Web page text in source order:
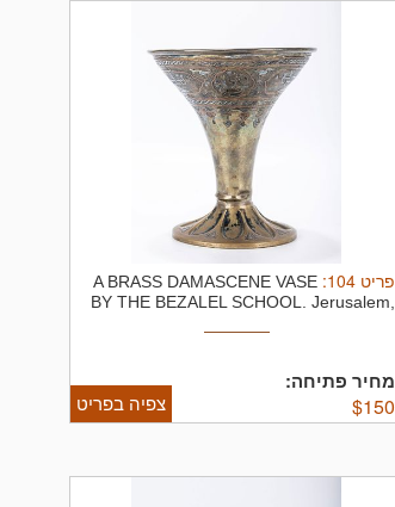
פריט 104
:
A BRASS DAMASCENE VASE
BY THE BEZALEL SCHOOL. Jerusalem,
מחיר פתיחה:
$150 צפיה בפריט